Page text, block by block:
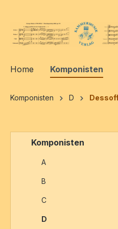
Home Komponisten
Komponisten D
Komponisten
A
B
C
D